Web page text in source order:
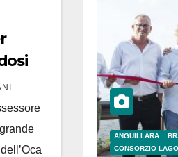
ANGUILLARA
CONSORZIO